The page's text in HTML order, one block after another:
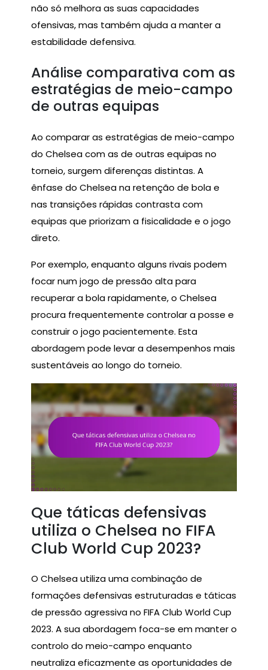
não só melhora as suas capacidades
ofensivas, mas também ajuda a manter a
estabilidade defensiva.
Análise comparativa com as
estratégias de meio-campo
de outras equipas
Ao comparar as estratégias de meio-campo
do Chelsea com as de outras equipas no
torneio, surgem diferenças distintas. A
ênfase do Chelsea na retenção de bola e
nas transições rápidas contrasta com
equipas que priorizam a fisicalidade e o jogo
direto.
Por exemplo, enquanto alguns rivais podem
focar num jogo de pressão alta para
recuperar a bola rapidamente, o Chelsea
procura frequentemente controlar a posse e
construir o jogo pacientemente. Esta
abordagem pode levar a desempenhos mais
sustentáveis ao longo do torneio.
Que táticas defensivas
utiliza o Chelsea no FIFA
Club World Cup 2023?
O Chelsea utiliza uma combinação de
formações defensivas estruturadas e táticas
de pressão agressiva no FIFA Club World Cup
2023. A sua abordagem foca-se em manter o
controlo do meio-campo enquanto
neutraliza eficazmente as oportunidades de